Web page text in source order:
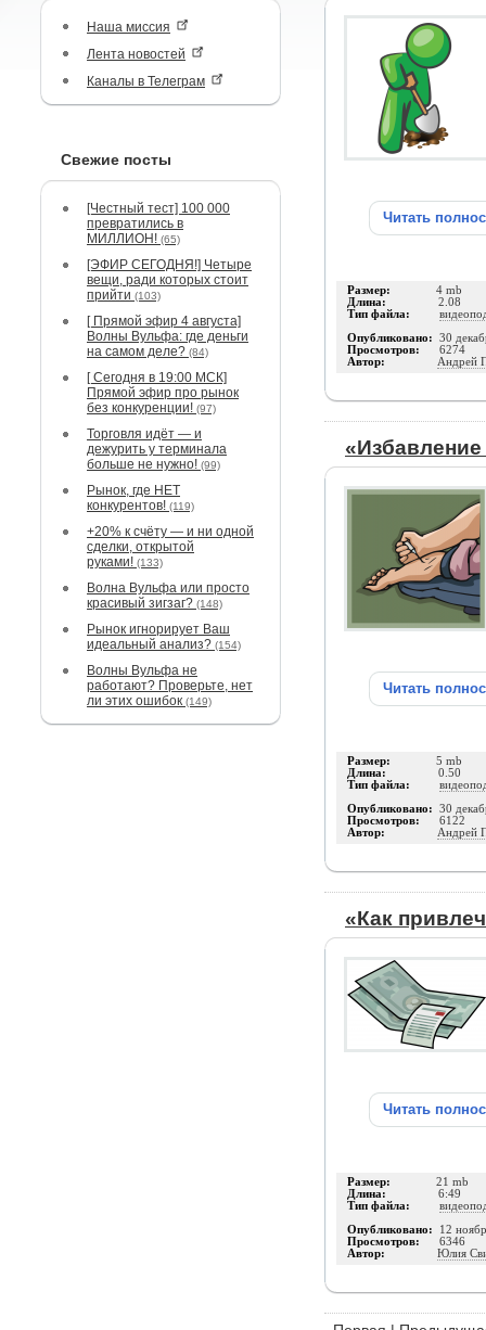
Наша миссия
Лента новостей
Каналы в Телеграм
Свежие посты
[Честный тест] 100 000
превратились в
МИЛЛИОН! (65)
[ЭФИР СЕГОДНЯ!] Четыре
вещи, ради которых стоит
прийти (103)
[ Прямой эфир 4 августа]
Волны Вульфа: где деньги
на самом деле? (84)
[ Сегодня в 19:00 МСК]
Прямой эфир про рынок
без конкуренции! (97)
Торговля идёт — и
дежурить у терминала
больше не нужно! (99)
Рынок, где НЕТ
конкурентов! (119)
+20% к счёту — и ни одной
сделки, открытой
руками! (133)
Волна Вульфа или просто
красивый зигзаг? (148)
Рынок игнорирует Ваш
идеальный анализ? (154)
Волны Вульфа не
работают? Проверьте, нет
ли этих ошибок (149)
Читать
Размер: 4 mb
Длина: 2.08
Тип файла:
Опубликовано: 30
Просмотров: 6274
Автор: Андрей
«Избавление
Читать
Размер: 5 mb
Длина: 0.50
Тип файла:
Опубликовано: 30
Просмотров: 6122
Автор: Андрей
«Как
Читать
Размер: 21 mb
Длина: 6:49
Тип файла:
Опубликовано: 12
Просмотров: 6346
Автор: Юлия